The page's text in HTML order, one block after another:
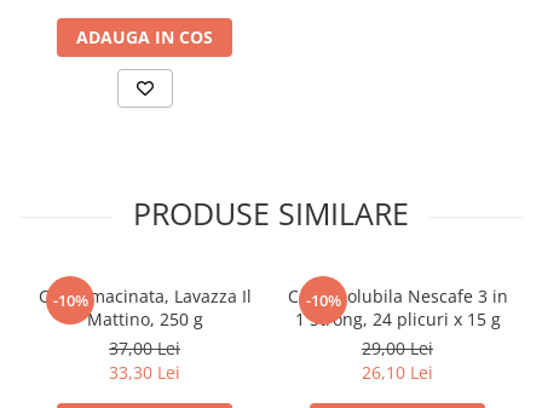
Hartie si Accesorii
Instrumente de scris
Organizare si Arhivare
Ghiozdane si Penare scolare
Instrumente de scris
Instrumente si Truse Geometrie
ADAUGA IN COS
PRODUSE SIMILARE
-10%
Cafea macinata, Lavazza Il
Mattino, 250 g
37,00 Lei
33,30 Lei
-10%
Cafea solubila Nescafe 3 in
1 Strong, 24 plicuri x 15 g
29,00 Lei
26,10 Lei